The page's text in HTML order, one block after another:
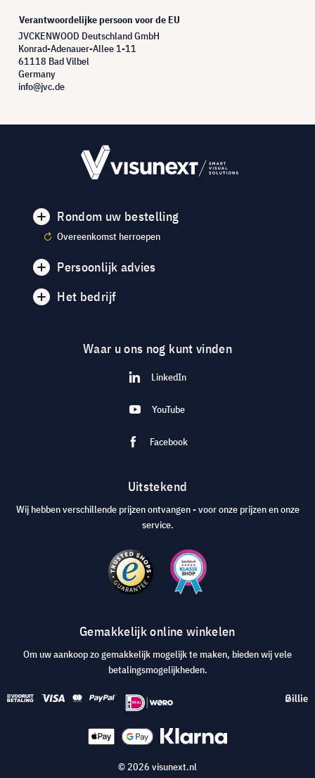
Verantwoordelijke persoon voor de EU
JVCKENWOOD Deutschland GmbH
Konrad-Adenauer-Allee 1-11
61118 Bad Vilbel
Germany
info@jvc.de
Rondom uw bestelling
Overeenkomst herroepen
Persoonlijk advies
Het bedrijf
Waar u ons nog kunt vinden
LinkedIn
YouTube
Facebook
Uitstekend
Wij hebben verschillende prijzen ontvangen - voor onze prijzen en onze
service.
Gemakkelijk online winkelen
Om uw aankoop zo gemakkelijk mogelijk te maken, bieden wij vele
betalingsmogelijkheden.
© 2026 visunext.nl